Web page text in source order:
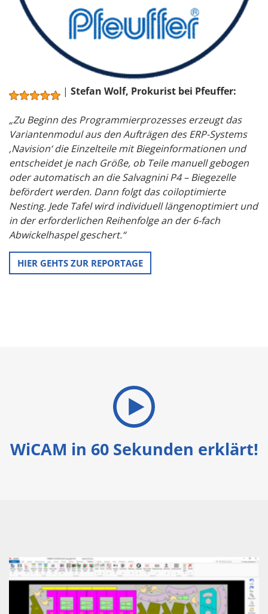
| Stefan Wolf, Prokurist bei Pfeuffer:
„Zu Beginn des Programmierprozesses erzeugt das
Variantenmodul aus den Aufträgen des ERP-Systems
‚Navision‘ die Einzelteile mit Biegeinformationen und
entscheidet je nach Größe, ob Teile manuell gebogen
oder automatisch an die Salvagnini P4 – Biegezelle
befördert werden. Dann folgt das coiloptimierte
Nesting. Jede Tafel wird individuell längenoptimiert und
in der erforderlichen Reihenfolge an der 6-fach
Abwickelhaspel geschert.“
HIER GEHTS ZUR REPORTAGE
WiCAM in 60 Sekunden erklärt!